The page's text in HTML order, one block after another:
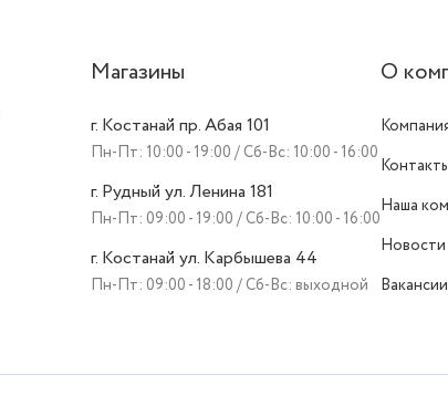
Магазины
г. Костанай пр. Абая 101
Пн-Пт: 10:00 - 19:00 / Сб-Вс: 10:00 - 16:00
г. Рудный ул. Ленина 181
Пн-Пт: 09:00 - 19:00 / Сб-Вс: 10:00 - 16:00
г. Костанай ул. Карбышева 44
Пн-Пт: 09:00 - 18:00 / Сб-Вс: выходной
О
Наша
Новости
Вакансии